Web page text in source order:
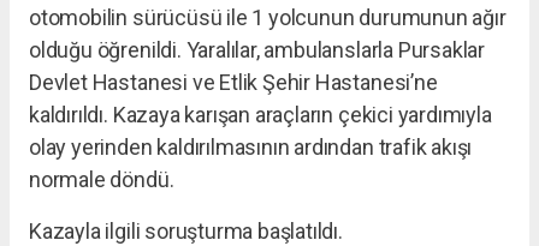
otomobilin sürücüsü ile 1 yolcunun durumunun ağır
olduğu öğrenildi. Yaralılar, ambulanslarla Pursaklar
Devlet Hastanesi ve Etlik Şehir Hastanesi’ne
kaldırıldı. Kazaya karışan araçların çekici yardımıyla
olay yerinden kaldırılmasının ardından trafik akışı
normale döndü.
Kazayla ilgili soruşturma başlatıldı.